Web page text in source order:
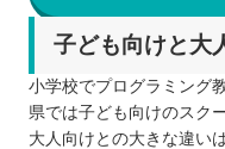
子ども向けと大
小学校でプログラミング
県では子ども向けのスク
大人向けとの大きな違い